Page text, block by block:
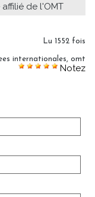
de l'OMT
Lu 1552 fois
internationales, omt
Notez